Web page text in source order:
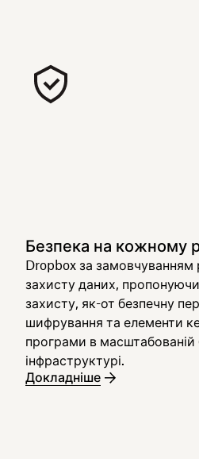
Безпека на кожному
Dropbox за замовчуванням
захисту даних, пропонуючи
захисту, як-от безпечну
шифрування та елементи
програми в масштабованій
інфраструктурі.
Докладніше